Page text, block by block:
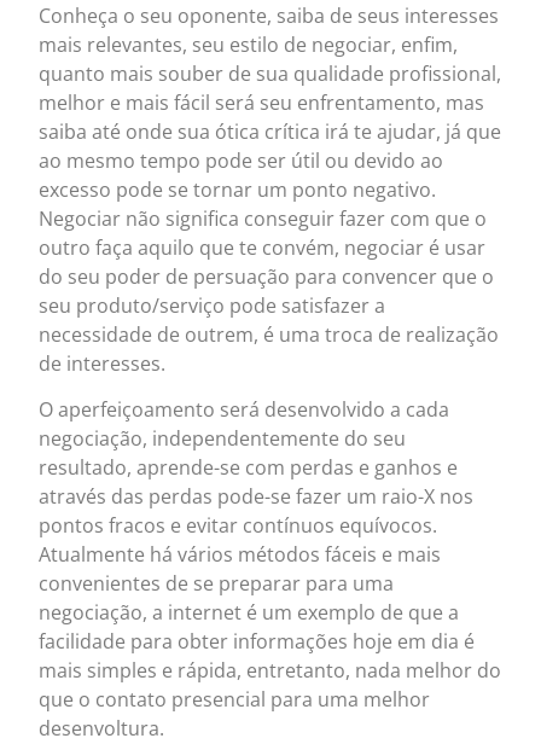
Conheça o seu oponente, saiba de seus interesses
mais relevantes, seu estilo de negociar, enfim,
quanto mais souber de sua qualidade profissional,
melhor e mais fácil será seu enfrentamento, mas
saiba até onde sua ótica crítica irá te ajudar, já que
ao mesmo tempo pode ser útil ou devido ao
excesso pode se tornar um ponto negativo.
Negociar não significa conseguir fazer com que o
outro faça aquilo que te convém, negociar é usar
do seu poder de persuação para convencer que o
seu produto/serviço pode satisfazer a
necessidade de outrem, é uma troca de realização
de interesses.
O aperfeiçoamento será desenvolvido a cada
negociação, independentemente do seu
resultado, aprende-se com perdas e ganhos e
através das perdas pode-se fazer um raio-X nos
pontos fracos e evitar contínuos equívocos.
Atualmente há vários métodos fáceis e mais
convenientes de se preparar para uma
negociação, a internet é um exemplo de que a
facilidade para obter informações hoje em dia é
mais simples e rápida, entretanto, nada melhor do
que o contato presencial para uma melhor
desenvoltura.